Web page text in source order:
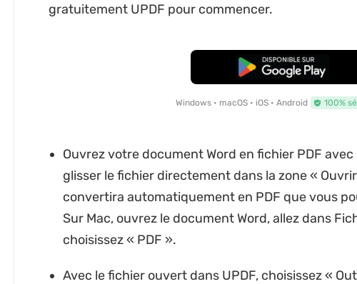
gratuitement UPDF pour commencer.
TÉLÉCHARGER
Windows • macOS • iOS • Android 100%
Ouvrez votre document Word en fichier PDF avec
glisser le fichier directement dans la zone «
convertira automatiquement en PDF que vous
Sur Mac, ouvrez le document Word, allez dans
choisissez « PDF ».
Avec le fichier ouvert dans UPDF, choisissez «